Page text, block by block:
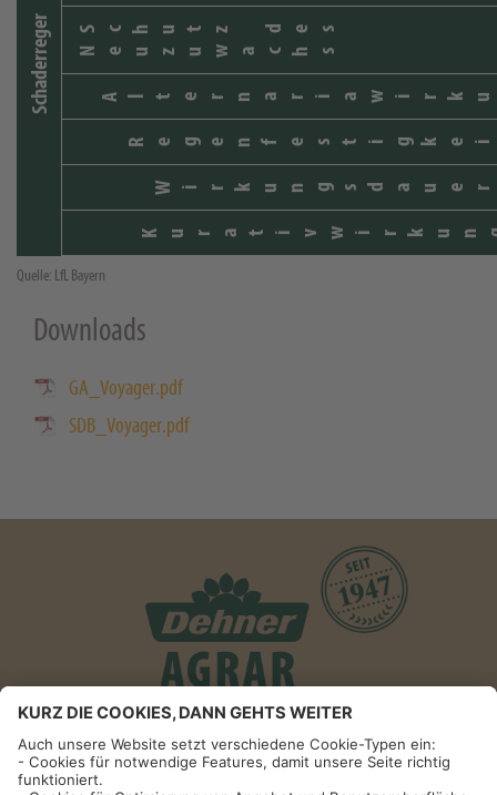
Schaderreger
Wirkungsdauer
Schutz des
Neuzuwachs
Quelle: LfL Bayern
Downloads
GA_Voyager.pdf
SDB_Voyager.pdf